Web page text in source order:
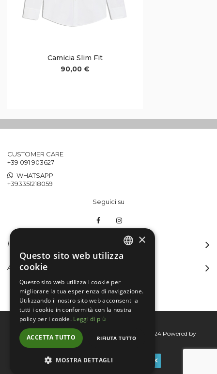
Camicia Slim Fit
90,00 €
CUSTOMER CARE
+39 091 903627
WHATSAPP
+393351218059
Seguici su
INFORMAZIONI
ACCOUNT
Bertini group srl © 2015-2026 - P.I. 06076830824 Powered by
Connecta
×
Questo sito web utilizza
cookie
Questo sito web utilizza i cookie per
migliorare la tua esperienza di navigazione.
Utilizzando il nostro sito web acconsenti a
tutti i cookie in conformità con la nostra
policy per i cookie. Leggi di più
ACCETTA TUTTO RIFIUTA TUTTO
MOSTRA DETTAGLI